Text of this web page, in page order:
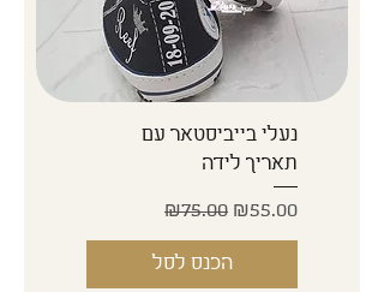
נעלי בייביסטאר עם
תאריך לידה
Regular Price
₪75.00 Sale Price
₪55.00
הכנס לסל